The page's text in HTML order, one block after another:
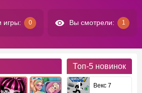
игры: 0 Вы смотрели: 1
Топ-5 новинок
Векс 7